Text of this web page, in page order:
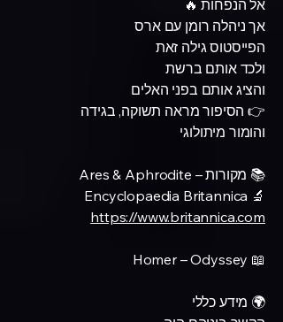
אל הנפחות 🔥
אך ניהלה רומן עם ארס
הפייסטוס גילה זאת
ולכד אותם ברשת
והציג אותם בפני האלים
👉 הסיפור מראה תשוקה, בגידה
והומור מיתולוגי
📚 מקורות – Ares & Aphrodite
🔬 Encyclopaedia Britannica
https://www.britannica.com
📖 Homer – Odyssey
🌍 מידע כללי